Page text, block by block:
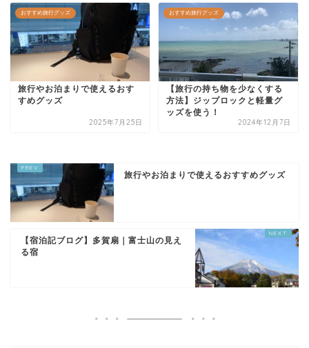
おすすめ旅行グッズ
旅行やお泊まりで使えるおす
すめグッズ
2025年7月25日
おすすめ旅行グッズ
【旅行の持ち物を少なくする
方法】ジップロックと軽量グ
ッズを使う！
2024年12月7日
旅行やお泊まりで使えるおすすめグッズ
【宿泊記ブログ】多賀扇｜富士山の見え
る宿